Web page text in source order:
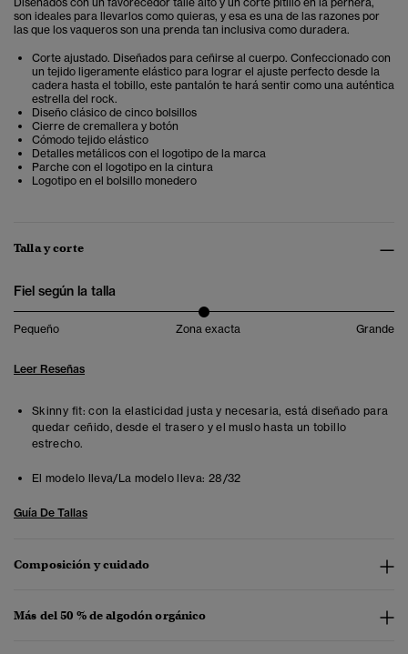
son ideales para llevarlos como quieras, y esa es una de las razones por
las que los vaqueros son una prenda tan inclusiva como duradera.
Corte ajustado. Diseñados para ceñirse al cuerpo. Confeccionado con
un tejido ligeramente elástico para lograr el ajuste perfecto desde la
cadera hasta el tobillo, este pantalón te hará sentir como una auténtica
estrella del rock.
Diseño clásico de cinco bolsillos
Cierre de cremallera y botón
Cómodo tejido elástico
Detalles metálicos con el logotipo de la marca
Parche con el logotipo en la cintura
Logotipo en el bolsillo monedero
Talla y corte
Fiel según la talla
Pequeño Zona exacta Grande
Leer Reseñas
Skinny fit: con la elasticidad justa y necesaria, está diseñado para
quedar ceñido, desde el trasero y el muslo hasta un tobillo
estrecho.
El modelo lleva/La modelo lleva: 28/32
Guía De Tallas
Composición y cuidado
Más del 50 % de algodón orgánico